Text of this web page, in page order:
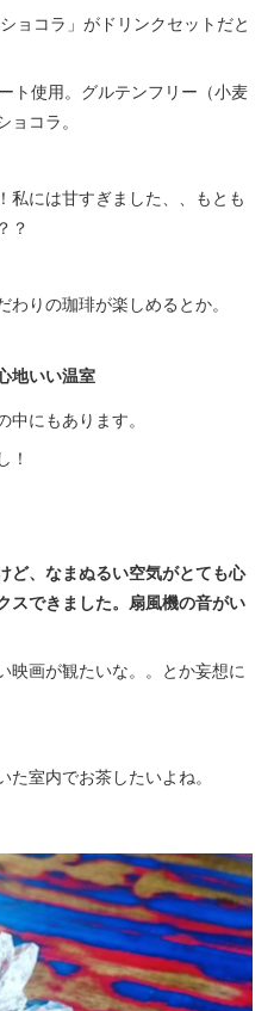
ョコラ」がドリンクセットだと
ト使用。グルテンフリー（小麦
コラ。
私には甘すぎました、、もとも
？
りの珈琲が楽しめるとか。
地いい温室
にもあります。
！
ど、なまぬるい空気がとても心
スできました。扇風機の音がい
映画が観たいな。。とか妄想に
室内でお茶したいよね。